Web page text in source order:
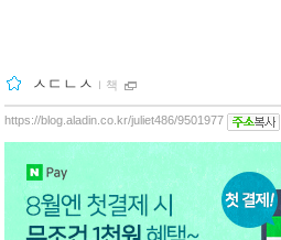
ㅅㄷㄴㅅ ｌ 책
https://blog.aladin.co.kr/juliet486/9501977